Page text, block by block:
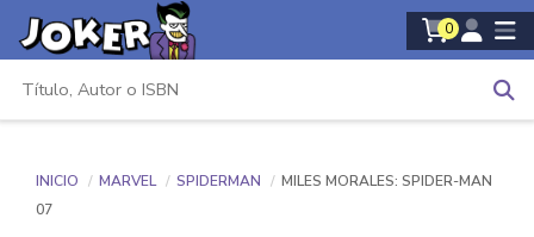
0
INICIO MARVEL SPIDERMAN
MILES MORALES: SPIDER-MAN
07